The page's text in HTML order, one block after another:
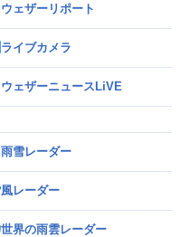
ウェザーリポート
ライブカメラ
ウェザーニュースLiVE
雨雪レーダー
風レーダー
世界の雨雲レーダー